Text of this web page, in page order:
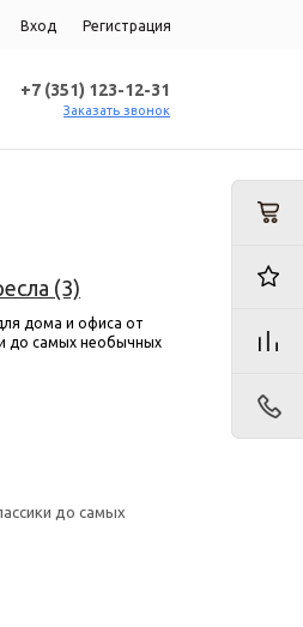
Вход Регистрация
+7 (351) 123-12-31
Заказать звонок
(3)
дома и офиса от
до самых необычных
до самых